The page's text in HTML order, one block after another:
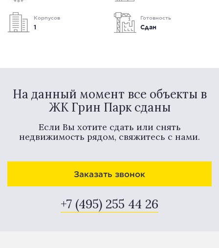
Корпусов
1
Готовность
Сдан
На данный момент все объекты в
ЖК Грин Парк сданы
Если Вы хотите сдать или снять
недвижимость рядом, свяжитесь с нами.
Заказать звонок
+7 (495) 255 44 26